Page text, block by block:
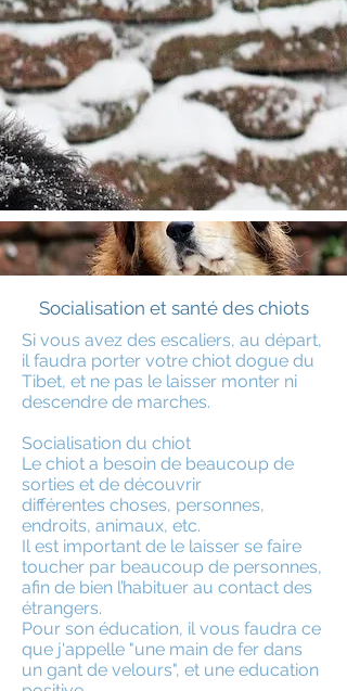
Socialisation et santé des chiots
Si vous avez des escaliers, au départ,
il faudra porter votre chiot dogue du
Tibet, et ne pas le laisser monter ni
descendre de marches.
Socialisation du chiot
Le chiot a besoin de beaucoup de
sorties et de découvrir
différentes choses, personnes,
endroits, animaux, etc.
Il est important de le laisser se faire
toucher par beaucoup de personnes,
afin de bien l’habituer au contact des
étrangers.
Pour son éducation, il vous faudra ce
que j'appelle "une main de fer dans
un gant de velours", et une education